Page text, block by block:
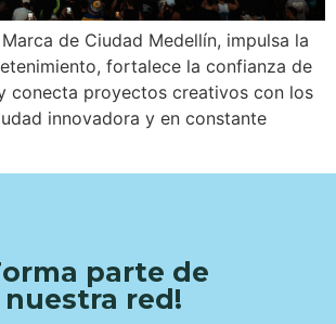
de Ciudad Medellín, impulsa la
fortalece la confianza de
conecta proyectos creativos con los
innovadora y en constante
parte de
nuestra red!